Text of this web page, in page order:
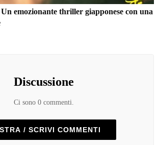
emozionante thriller giapponese con una
Discussione
Ci sono 0 commenti.
/ SCRIVI COMMENTI